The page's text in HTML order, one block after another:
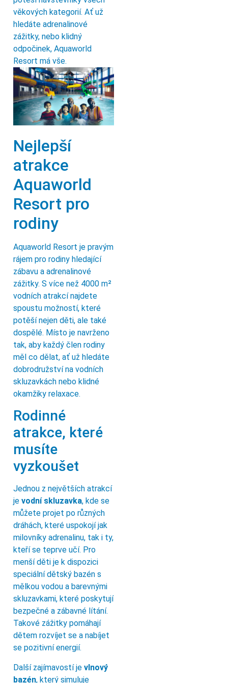
věkových kategorií. Ať už
hledáte adrenalinové
zážitky, nebo klidný
odpočinek, Aquaworld
Resort má vše.
Nejlepší
atrakce
Aquaworld
Resort pro
rodiny
Aquaworld Resort je pravým
rájem pro rodiny hledající
zábavu a adrenalinové
zážitky. S více než 4000 m²
vodních atrakcí najdete
spoustu možností, které
potěší nejen děti, ale také
dospělé. Místo je navrženo
tak, aby každý člen rodiny
měl co dělat, ať už hledáte
dobrodružství na vodních
skluzavkách nebo klidné
okamžiky relaxace.
Rodinné
atrakce, které
musíte
vyzkoušet
Jednou z největších atrakcí
je vodní skluzavka, kde se
můžete projet po různých
dráhách, které uspokojí jak
milovníky adrenalinu, tak i ty,
kteří se teprve učí. Pro
menší děti je k dispozici
speciální dětský bazén s
mělkou vodou a barevnými
skluzavkami, které poskytují
bezpečné a zábavné lítání.
Takové zážitky pomáhají
dětem rozvíjet se a nabíjet
se pozitivní energií.
Další zajímavostí je vlnový
bazén, který simuluje